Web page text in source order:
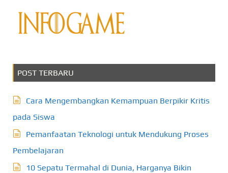
POST TERBARU
Cara Mengembangkan Kemampuan Berpikir Kritis
pada Siswa
Pemanfaatan Teknologi untuk Mendukung Proses
Pembelajaran
10 Sepatu Termahal di Dunia, Harganya Bikin